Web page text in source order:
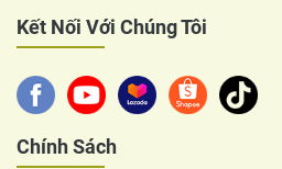
Kết Nối Với Chúng Tôi
Chính Sách